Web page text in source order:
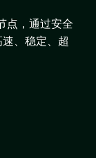
点，通过安全
、稳定、超